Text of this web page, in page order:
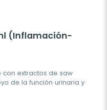
(Inflamación-
extractos de saw
de la función urinaria y